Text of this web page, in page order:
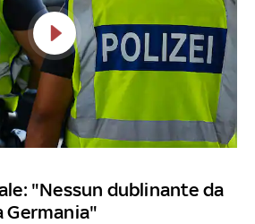
"Nessun dublinante da
Germania"